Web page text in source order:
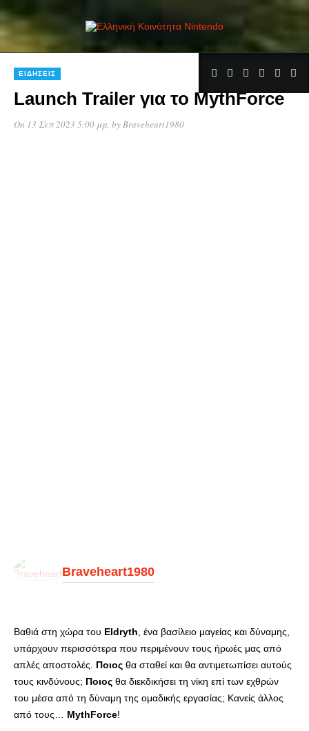
ΕΙΔΉΣΕΙΣ
Launch Trailer για το MythForce
On 13 Σεπ 2023 5:00 μμ, byBraveheart1980
Braveheart1980
Βαθιά στη χώρα του Eldryth , ένα βασίλειο μαγείας και δύναμης,
υπάρχουν περισσότερα που περιμένουν τους ήρωές μας από
απλές αποστολές. Ποιος θα σταθεί και θα αντιμετωπίσει αυτούς
τους κινδύνους; Ποιος θα διεκδικήσει τη νίκη επί των εχθρών
του μέσα από τη δύναμη της ομαδικής εργασίας; Κανείς άλλος
από τους… MythForce!